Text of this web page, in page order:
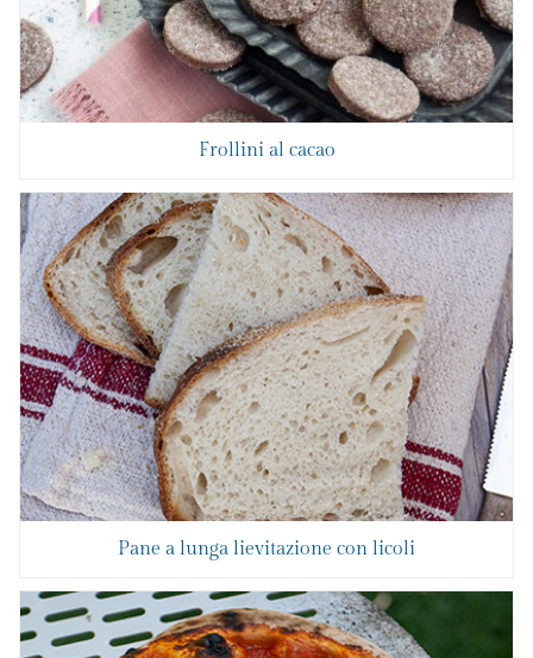
Frollini al cacao
Pane a lunga lievitazione con licoli